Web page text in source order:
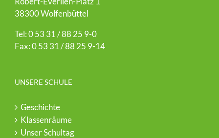
38300 Wolfenbüttel
Tel: 0 53 31 / 88 25 9-0
Fax: 0 53 31 / 88 25 9-14
UNSERE SCHULE
Geschichte
Klassenräume
Unser Schultag